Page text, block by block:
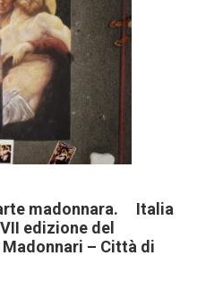
madonnara. Italia
edizione del
– Città di